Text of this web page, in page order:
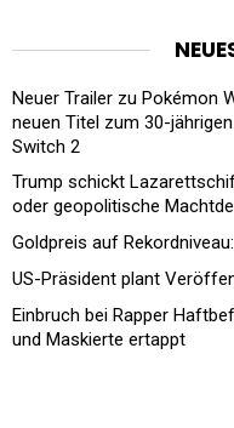
Neuer Trailer zu Pokémon
neuen Titel zum 30-
Switch 2
Trump schickt
oder geopolitische
Goldpreis auf
US-Präsident plant
Einbruch bei Rapper
und Maskierte ertappt